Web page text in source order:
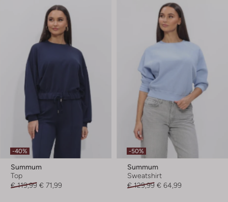
-40%
Summum
Top
€ 119,99 € 71,99
-50%
Summum
Sweatshirt
€ 129,99 € 64,99